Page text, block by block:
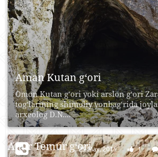
Aman Kutan g‘ori
Omon Kutan g‘ori yoki arslon g‘ori
tog‘larining shimoliy yonbag‘rida
arxeolog D.N....
Amir Temur g‘ori25 May, 2015 1